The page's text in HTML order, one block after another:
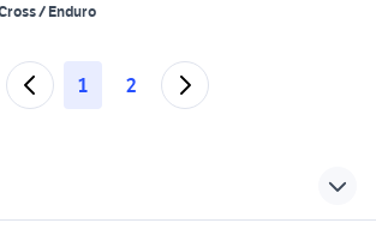
/ Enduro
1 2